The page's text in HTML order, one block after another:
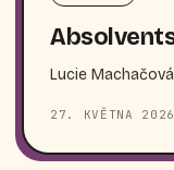
Lucie
27. KVĚTNA 2026